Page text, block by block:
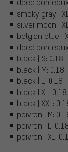
deep
smoky gray |
silver moon |
belgian blue |
deep
black | S: 0.18
black | M: 0.18
black | L: 0.18
black | XL: 0.18
black | XXL:
poivron | M:
poivron | L: 0.18
poivron | XL: